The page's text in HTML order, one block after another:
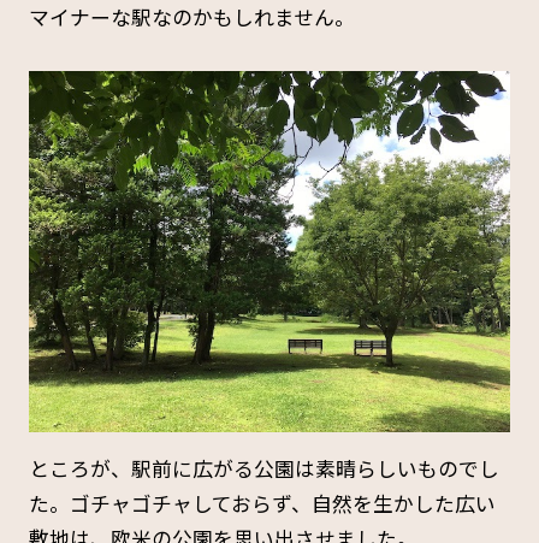
マイナーな駅なのかもしれません。
ところが、駅前に広がる公園は素晴らしいものでし
た。ゴチャゴチャしておらず、自然を生かした広い